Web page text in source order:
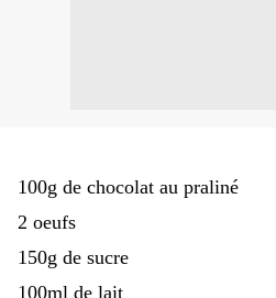
100g de chocolat au praliné
2 oeufs
150g de sucre
100ml de lait